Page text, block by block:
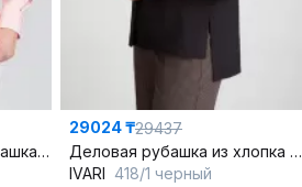
Розовая хлопковая рубашка прямого кроя для делового образа
29024 ₸29437
Деловая рубашка из хлопка с декоративными элементами
IVARI 418/1 черный